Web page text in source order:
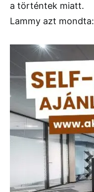
a történtek miatt.
Lammy azt mondta: